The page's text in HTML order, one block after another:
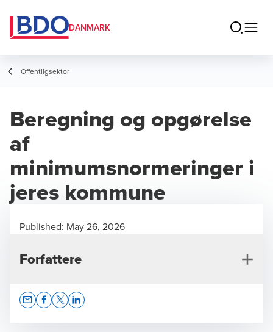
DANMARK
Offentligsektor
Beregning og opgørelse
af
minimumsnormeringer i
jeres kommune
Published: May 26, 2026
Forfattere